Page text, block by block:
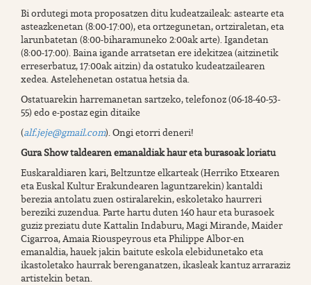
Bi ordutegi mota proposatzen ditu kudeatzaileak: astearte eta
asteazkenetan (8:00-17:00), eta ortzegunetan, ortziraletan, eta
larunbatetan (8:00-biharamuneko 2:00ak arte). Igandetan
(8:00-17:00). Baina igande arratsetan ere idekitzea (aitzinetik
erreserbatuz, 17:00ak aitzin) da ostatuko kudeatzailearen
xedea. Astelehenetan ostatua hetsia da.
Ostatuarekin harremanetan sartzeko, telefonoz (06-18-40-53-
55) edo e-postaz egin ditaike
(alf.jeje@gmail.com). Ongi etorri deneri!
Gura Show taldearen emanaldiak haur eta burasoak loriatu
Euskaraldiaren kari, Beltzuntze elkarteak (Herriko Etxearen
eta Euskal Kultur Erakundearen laguntzarekin) kantaldi
berezia antolatu zuen ostiralarekin, eskoletako haurreri
bereziki zuzendua. Parte hartu duten 140 haur eta burasoek
guziz preziatu dute Kattalin Indaburu, Magi Mirande, Maider
Cigarroa, Amaia Riouspeyrous eta Philippe Albor-en
emanaldia, hauek jakin baitute eskola elebidunetako eta
ikastoletako haurrak berenganatzen, ikasleak kantuz arraraziz
artistekin betan.